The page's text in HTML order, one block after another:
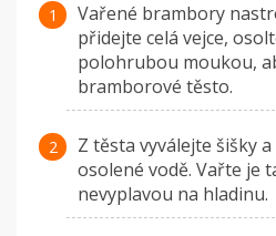
Vařené brambory
přidejte celá vejce,
polohrubou moukou,
bramborové těsto.
Z těsta vyválejte šišky
osolené vodě. Vařte je
nevyplavou na hladinu.